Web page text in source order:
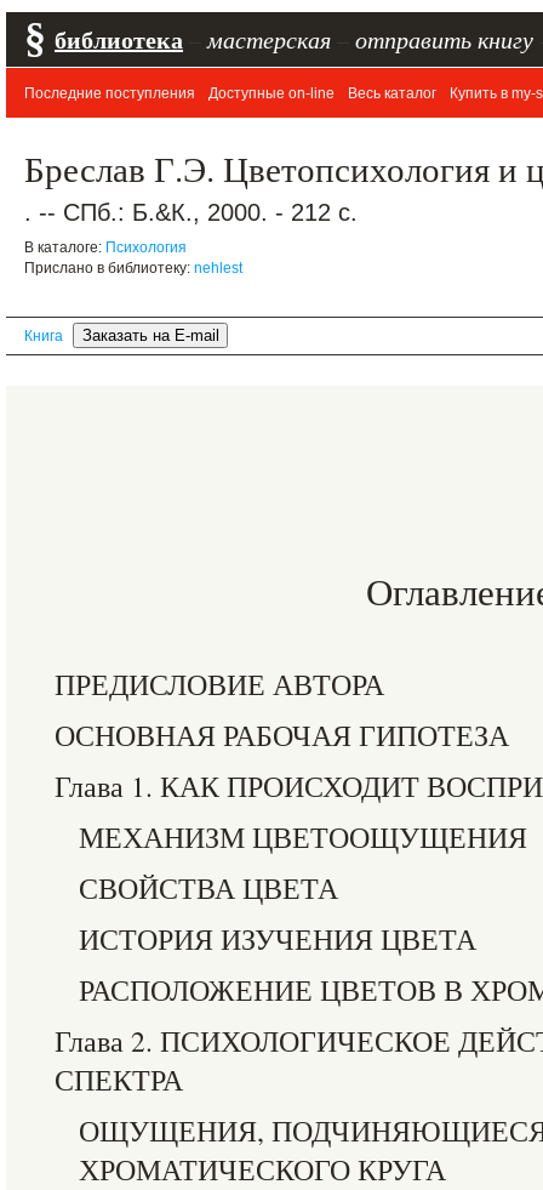
§ библиотека мастерская отправить книгу
Последние поступления Доступные on-line Весь каталог Купить в my-
Бреслав Г.Э. Цветопсихология и
. -- СПб.: Б.&К., 2000. - 212 с.
В каталоге: Психология
Прислано в библиотеку: nehlest
Книга
ПРЕДИСЛОВИЕ АВТОРА
ОСНОВНАЯ РАБОЧАЯ ГИПОТЕЗА
Глава 1. КАК ПРОИСХОДИТ
МЕХАНИЗМ ЦВЕТООЩУЩЕНИЯ
СВОЙСТВА ЦВЕТА
ИСТОРИЯ ИЗУЧЕНИЯ ЦВЕТА
РАСПОЛОЖЕНИЕ ЦВЕТОВ В
Глава 2. ПСИХОЛОГИЧЕСКОЕ
СПЕКТРА
ОЩУЩЕНИЯ,
ХРОМАТИЧЕСКОГО КРУГА